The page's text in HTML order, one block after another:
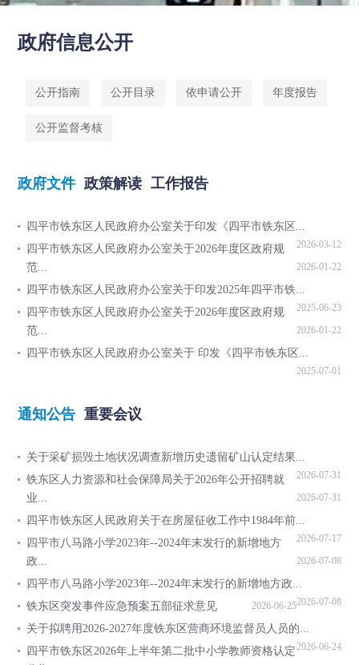
政府信息公开
公开指南 公开目录 依申请公开 年度报告
公开监督考核
政府文件 政策解读 工作报告
四平市铁东区人民政府办公室关于印发《四平市铁东区...
2026-03-12
四平市铁东区人民政府办公室关于2026年度区政府规
范...
2026-01-22
四平市铁东区人民政府办公室关于印发2025年四平市铁...
2025-06-23
四平市铁东区人民政府办公室关于2026年度区政府规
范...
2026-01-22
四平市铁东区人民政府办公室关于 印发《四平市铁东区...
2025-07-01
通知公告 重要会议
关于采矿损毁土地状况调查新增历史遗留矿山认定结果...
2026-07-31
铁东区人力资源和社会保障局关于2026年公开招聘就
业...
2026-07-31
四平市铁东区人民政府关于在房屋征收工作中1984年前...
2026-07-17
四平市八马路小学2023年--2024年末发行的新增地方
政...
2026-07-08
四平市八马路小学2023年--2024年末发行的新增地方政...
2026-07-08
铁东区突发事件应急预案五部征求意见 2026-06-25
关于拟聘用2026-2027年度铁东区营商环境监督员人员的...
2026-06-24
四平市铁东区2026年上半年第二批中小学教师资格认定